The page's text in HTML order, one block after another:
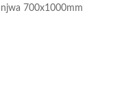
700x1000mm